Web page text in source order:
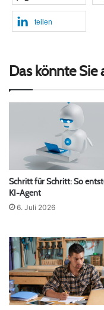
teilen
Das könnte Sie
Schritt für Schritt: So
KI-Agent
6. Juli 2026